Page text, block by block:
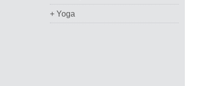
+ Yoga